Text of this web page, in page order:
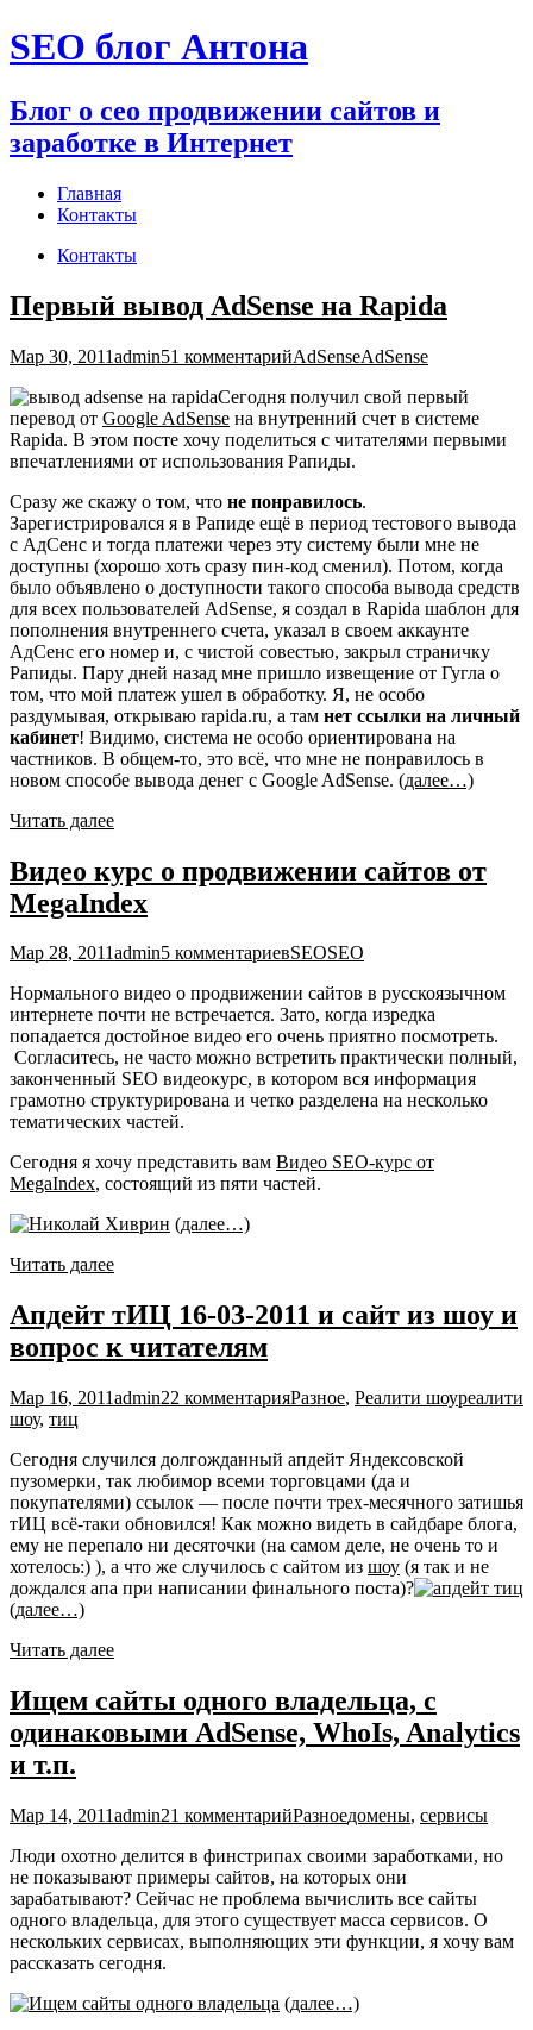
Перейти
к
SEO блог Антона
Блог о сео продвижении сайтов и
заработке в Интернет
Главная
Контакты
Контакты
Первый вывод AdSense на Rapida
Мар 30, 2011admin51 комментарийAdSenseAdSense
Сегодня получил свой первый
перевод от Google AdSense на внутренний счет в системе
Rapida. В этом посте хочу поделиться с читателями первыми
впечатлениями от использования Рапиды.
Сразу же скажу о том, что не понравилось.
Зарегистрировался я в Рапиде ещё в период тестового вывода
с АдСенс и тогда платежи через эту систему были мне не
доступны (хорошо хоть сразу пин-код сменил). Потом, когда
было объявлено о доступности такого способа вывода средств
для всех пользователей AdSense, я создал в Rapida шаблон для
пополнения внутреннего счета, указал в своем аккаунте
АдСенс его номер и, с чистой совестью, закрыл страничку
Рапиды. Пару дней назад мне пришло извещение от Гугла о
том, что мой платеж ушел в обработку. Я, не особо
раздумывая, открываю rapida.ru, а там нет ссылки на личный
кабинет! Видимо, система не особо ориентирована на
частников. В общем-то, это всё, что мне не понравилось в
новом способе вывода денег с Google AdSense. (далее…)
Читать далее
Видео курс о продвижении сайтов от
MegaIndex
Мар 28, 2011admin5 комментариевSEOSEO
Нормального видео о продвижении сайтов в русскоязычном
интернете почти не встречается. Зато, когда изредка
попадается достойное видео его очень приятно посмотреть.
Согласитесь, не часто можно встретить практически полный,
законченный SEO видеокурс, в котором вся информация
грамотно структурирована и четко разделена на несколько
тематических частей.
Сегодня я хочу представить вам Видео SEO-курс от
MegaIndex, состоящий из пяти частей.
(далее…)
Читать далее
Апдейт тИЦ 16-03-2011 и сайт из шоу и
вопрос к читателям
Мар 16, 2011admin22 комментарияРазное, Реалити шоуреалити
шоу, тиц
Сегодня случился долгожданный апдейт Яндексовской
пузомерки, так любимор всеми торговцами (да и
покупателями) ссылок — после почти трех-месячного затишья
тИЦ всё-таки обновился! Как можно видеть в сайдбаре блога,
ему не перепало ни десяточки (на самом деле, не очень то и
хотелось:) ), а что же случилось с сайтом из шоу (я так и не
дождался апа при написании финального поста)?
(далее…)
Читать далее
Ищем сайты одного владельца, с
одинаковыми AdSense, WhoIs, Analytics
и т.п.
Мар 14, 2011admin21 комментарийРазноедомены, сервисы
Люди охотно делится в финстрипах своими заработками, но
не показывают примеры сайтов, на которых они
зарабатывают? Сейчас не проблема вычислить все сайты
одного владельца, для этого существует масса сервисов. О
нескольких сервисах, выполняющих эти функции, я хочу вам
рассказать сегодня.
(далее…)